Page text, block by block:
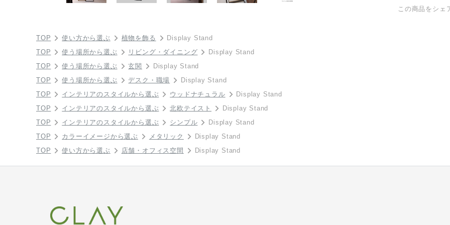
この商品をシェ
TOP 使い方から選ぶ 植物を飾る
Display Stand
TOP
使う場所から選ぶ リビング・ダイニング
Display Stand
TOP
使う場所から選ぶ 玄関
Display Stand
TOP
使う場所から選ぶ デスク・職場
Display Stand
TOP
インテリアのスタイルから選ぶ ウッドナチュラル
Display Stand
TOP
インテリアのスタイルから選ぶ 北欧テイスト
Display Stand
TOP
インテリアのスタイルから選ぶ シンプル
Display Stand
TOP
カラーイメージから選ぶ メタリック
Display Stand
TOP
使い方から選ぶ 店舗・オフィス空間 Display Stand